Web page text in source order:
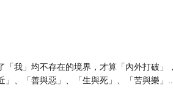
我」均不存在的境界，才算「內外打破」
、「善與惡」、「生與死」、「苦與樂」